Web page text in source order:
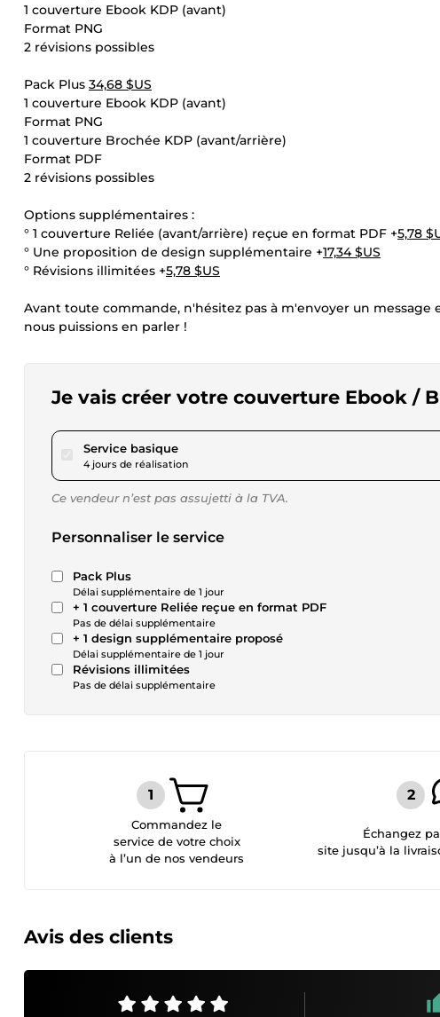
1 couverture Ebook KDP (avant)
Format PNG
2 révisions possibles
Pack Plus 34,68 $US
1 couverture Ebook KDP (avant)
Format PNG
1 couverture Brochée KDP (avant/arrière)
Format PDF
2 révisions possibles
Options supplémentaires :
° 1 couverture Reliée (avant/arrière) reçue en format PDF +5,78
° Une proposition de design supplémentaire +17,34 $US
° Révisions illimitées +5,78 $US
Avant toute commande, n'hésitez pas à m'envoyer un
nous puissions en parler !
Je vais créer votre couverture Ebook /
Service basiquepour 28,90 $US
4 jours de réalisation
Ce vendeur n’est pas assujetti à la TVA.
Personnaliser le service
Pack Plus
Délai supplémentaire de 1 jour
+ 1 couverture Reliée reçue en format PDF
Pas de délai supplémentaire
+ 1 design supplémentaire proposé
Délai supplémentaire de 1 jour
Révisions illimitées
Pas de délai supplémentaire
Commandez le
service de votre choix
à l’un de nos vendeurs
Échangez
site jusqu’à la
Avis des clients